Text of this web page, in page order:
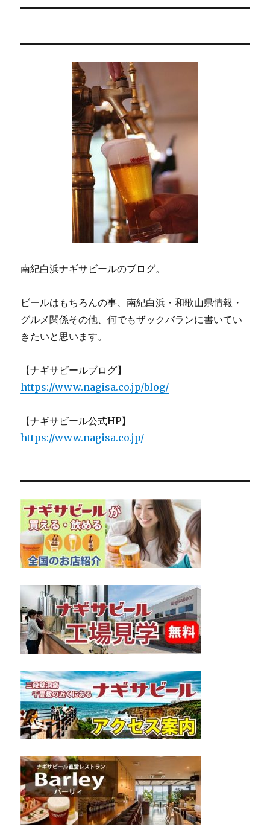
シ
稿:
南紀白浜ナギサビールのブログ。
ビールはもちろんの事、南紀白浜・和歌山県情報・
グルメ関係その他、何でもザックバランに書いてい
きたいと思います。
【ナギサビールブログ】
https://www.nagisa.co.jp/blog/
【ナギサビール公式HP】
https://www.nagisa.co.jp/